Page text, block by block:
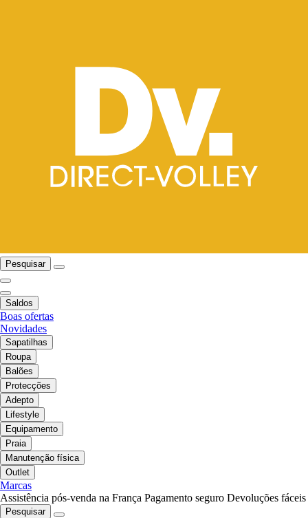
Pesquisar
Saldos
Boas ofertas
Novidades
Sapatilhas
Roupa
Balões
Protecções
Adepto
Lifestyle
Equipamento
Praia
Manutenção física
Outlet
Marcas
Assistência pós-venda na França Pagamento seguro Devoluções fáceis
Pesquisar